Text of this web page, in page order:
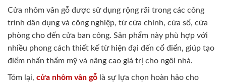
Cửa nhôm vân gỗ được sử dụng rộng rãi trong các công
trình dân dụng và công nghiệp, từ cửa chính, cửa sổ, cửa
phòng cho đến cửa ban công. Sản phẩm này phù hợp với
nhiều phong cách thiết kế từ hiện đại đến cổ điển, giúp tạo
điểm nhấn thẩm mỹ và nâng cao giá trị cho ngôi nhà.
Tóm lại, cửa nhôm vân gỗ là sự lựa chọn hoàn hảo cho